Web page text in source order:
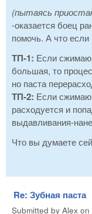
(пытаясь
-оказается боец
помочь. А что
ТП-1: Если
большая, то
но паста
ТП-2: Если
расходуется и
выдавливания-
Что вы думаете
Re: Зубная паста
Submitted by Alex on